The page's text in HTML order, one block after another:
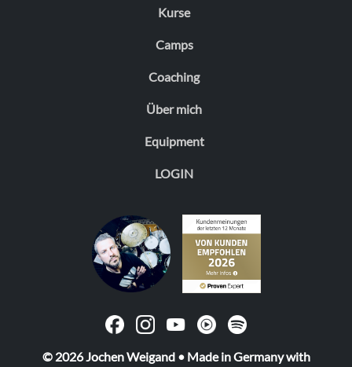
Kurse
Camps
Coaching
Über mich
Equipment
LOGIN
© 2026 Jochen Weigand • Made in Germany with